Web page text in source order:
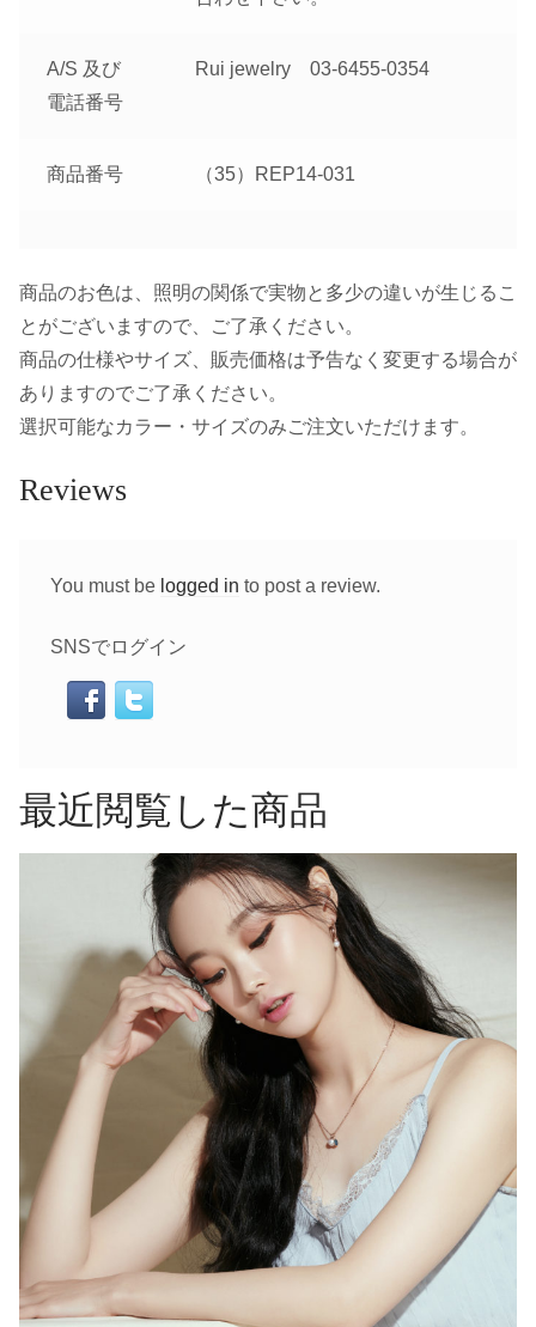
A/S 及び
電話番号
Rui jewelry 03-6455-0354
商品番号 （35）REP14-031
商品のお色は、照明の関係で実物と多少の違いが生じるこ
とがございますので、ご了承ください。
商品の仕様やサイズ、販売価格は予告なく変更する場合が
ありますのでご了承ください。
選択可能なカラー・サイズのみご注文いただけます。
Reviews
You must be logged in to post a review.
SNSでログイン
最近閲覧した商品